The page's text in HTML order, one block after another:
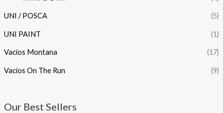
UNI / POSCA (5)
UNI PAINT (1)
Vacíos Montana (17)
Vacíos On The Run (9)
Our Best Sellers